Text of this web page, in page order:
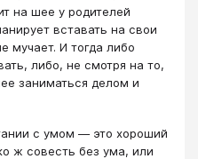
на шее у родителей
вставать на свои
мучает. И тогда либо
либо, не смотря на то,
заниматься делом и
с умом — это хороший
ж совесть без ума, или